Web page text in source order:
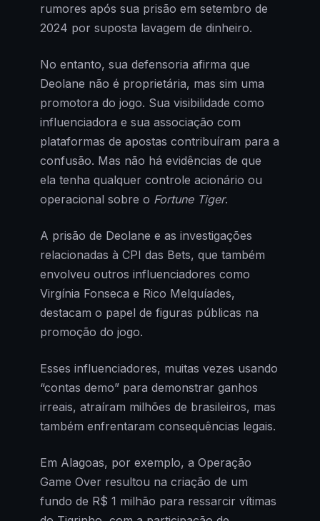
rumores após sua prisão em setembro de
2024 por suposta lavagem de dinheiro.
No entanto, sua defensoria afirma que
Deolane não é proprietária, mas sim uma
promotora do jogo. Sua visibilidade como
influenciadora e sua associação com
plataformas de apostas contribuíram para a
confusão. Mas não há evidências de que
ela tenha qualquer controle acionário ou
operacional sobre o Fortune Tiger.
A prisão de Deolane e as investigações
relacionadas à CPI das Bets, que também
envolveu outros influenciadores como
Virgínia Fonseca e Rico Melquíades,
destacam o papel de figuras públicas na
promoção do jogo.
Esses influenciadores, muitas vezes usando
“contas demo” para demonstrar ganhos
irreais, atraíram milhões de brasileiros, mas
também enfrentaram consequências legais.
Em Alagoas, por exemplo, a Operação
Game Over resultou na criação de um
fundo de R$ 1 milhão para ressarcir vítimas